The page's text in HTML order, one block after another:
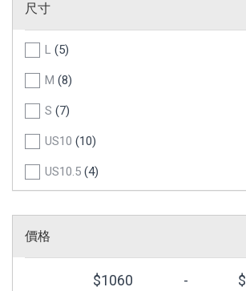
尺寸
L (5)
M (8)
S (7)
US10 (10)
US10.5 (4)
US12
US5(2)
價格
$1060 - $